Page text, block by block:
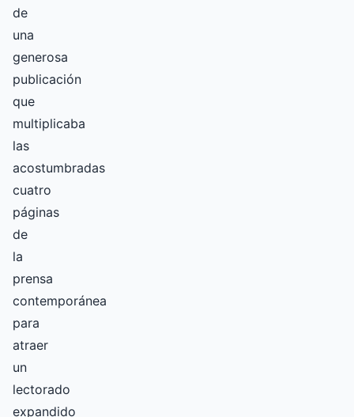
de
una
generosa
publicación
que
multiplicaba
las
acostumbradas
cuatro
páginas
de
la
prensa
contemporánea
para
atraer
un
lectorado
expandido